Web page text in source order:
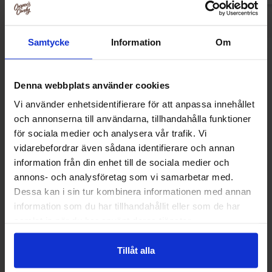
Samtycke Information Om
Denna webbplats använder cookies
Vi använder enhetsidentifierare för att anpassa innehållet
och annonserna till användarna, tillhandahålla funktioner
för sociala medier och analysera vår trafik. Vi
vidarebefordrar även sådana identifierare och annan
information från din enhet till de sociala medier och
annons- och analysföretag som vi samarbetar med.
Dessa kan i sin tur kombinera informationen med annan
information som du har tillhandahållit eller som de har
Tillåt alla
Andre kjøpte også
-49% -52%